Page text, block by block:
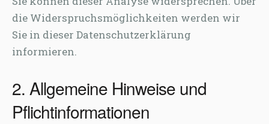
die Widerspruchsmöglichkeiten werden wir
Sie in dieser Datenschutzerklärung
informieren.
2. Allgemeine Hinweise und
Pflichtinformationen